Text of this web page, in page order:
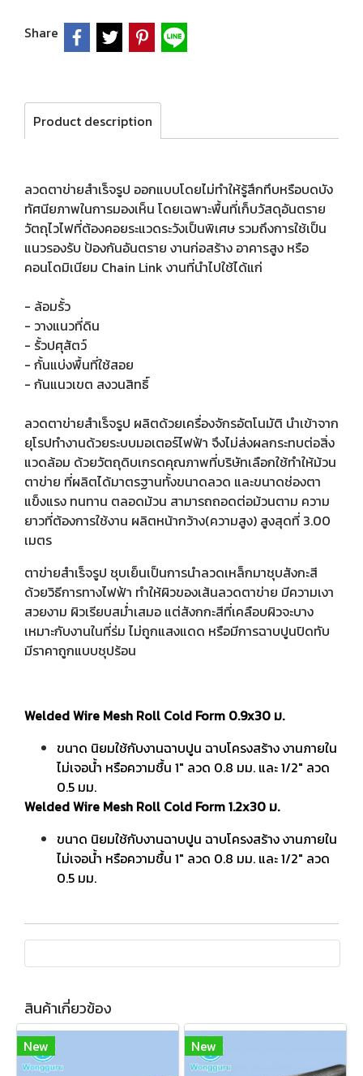
Share
Product description
ลวดตาข่ายสำเร็จรูป ออกแบบโดยไม่ทำให้รู้สึกทึบหรือบดบัง
ทัศนียภาพในการมองเห็น โดยเฉพาะพื้นที่เก็บวัสดุอันตราย
วัตถุไวไฟที่ต้องคอยระแวดระวังเป็นพิเศษ รวมถึงการใช้เป็น
แนวรองรับ ป้องกันอันตราย งานก่อสร้าง อาคารสูง หรือ
คอนโดมิเนียม Chain Link งานที่นำไปใช้ได้แก่
- ล้อมรั้ว
- วางแนวที่ดิน
- รั้วปศุสัตว์
- กั้นแบ่งพื้นที่ใช้สอย
- กันแนวเขต สงวนสิทธิ์
ลวดตาข่ายสำเร็จรูป ผลิตด้วยเครื่องจักรอัตโนมัติ นำเข้าจาก
ยุโรปทำงานด้วยระบบมอเตอร์ไฟฟ้า จึงไม่ส่งผลกระทบต่อสิ่ง
แวดล้อม ด้วยวัตถุดิบเกรดคุณภาพที่บริษัทเลือกใช้ทำให้ม้วน
ตาข่าย ที่ผลิตได้มาตรฐานทั้งขนาดลวด และขนาดช่องตา
แข็งแรง ทนทาน ตลอดม้วน สามารถถอดต่อม้วนตาม ความ
ยาวที่ต้องการใช้งาน ผลิตหน้ากว้าง(ความสูง) สูงสุดที่ 3.00
เมตร
ตาข่ายสำเร็จรูป ชุบเย็นเป็นการนำลวดเหล็กมาชุบสังกะสี
ด้วยวิธีการทางไฟฟ้า ทำให้ผิวของเส้นลวดตาข่าย มีความเงา
สวยงาม ผิวเรียบสม่ำเสมอ แต่สังกกะสีที่เคลือบผิวจะบาง
เหมาะกับงานในที่ร่ม ไม่ถูกแสงแดด หรือมีการฉาบปูนปิดทับ
มีราคาถูกแบบชุปร้อน
Welded Wire Mesh Roll Cold Form 0.9x30 ม.
ขนาด นิยมใช้กับงานฉาบปูน ฉาบโครงสร้าง งานภายใน
ไม่เจอน้ำ หรือความชื้น 1" ลวด 0.8 มม. และ 1/2" ลวด
0.5 มม.
Welded Wire Mesh Roll Cold Form 1.2x30 ม.
ขนาด นิยมใช้กับงานฉาบปูน ฉาบโครงสร้าง งานภายใน
ไม่เจอน้ำ หรือความชื้น 1" ลวด 0.8 มม. และ 1/2" ลวด
0.5 มม.
สินค้าเกี่ยวข้อง
New New